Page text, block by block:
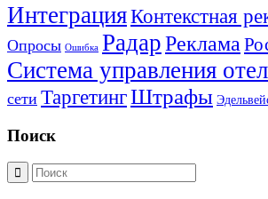
ИнтеграцияКонтекстная
Опросы Ошибка РадарРеклама
Система управления
сети ТаргетингШтрафы
Поиск